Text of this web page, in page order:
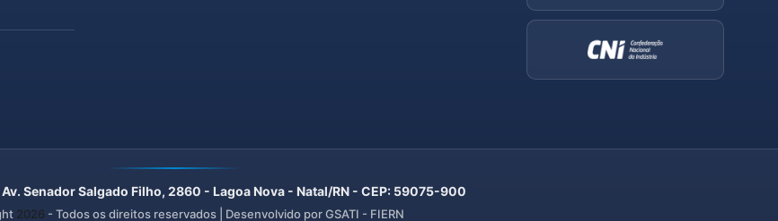
Senador Salgado Filho, 2860 - Lagoa Nova - Natal/RN - CEP: 59075-900
2026 - Todos os direitos reservados | Desenvolvido por GSATI - FIERN